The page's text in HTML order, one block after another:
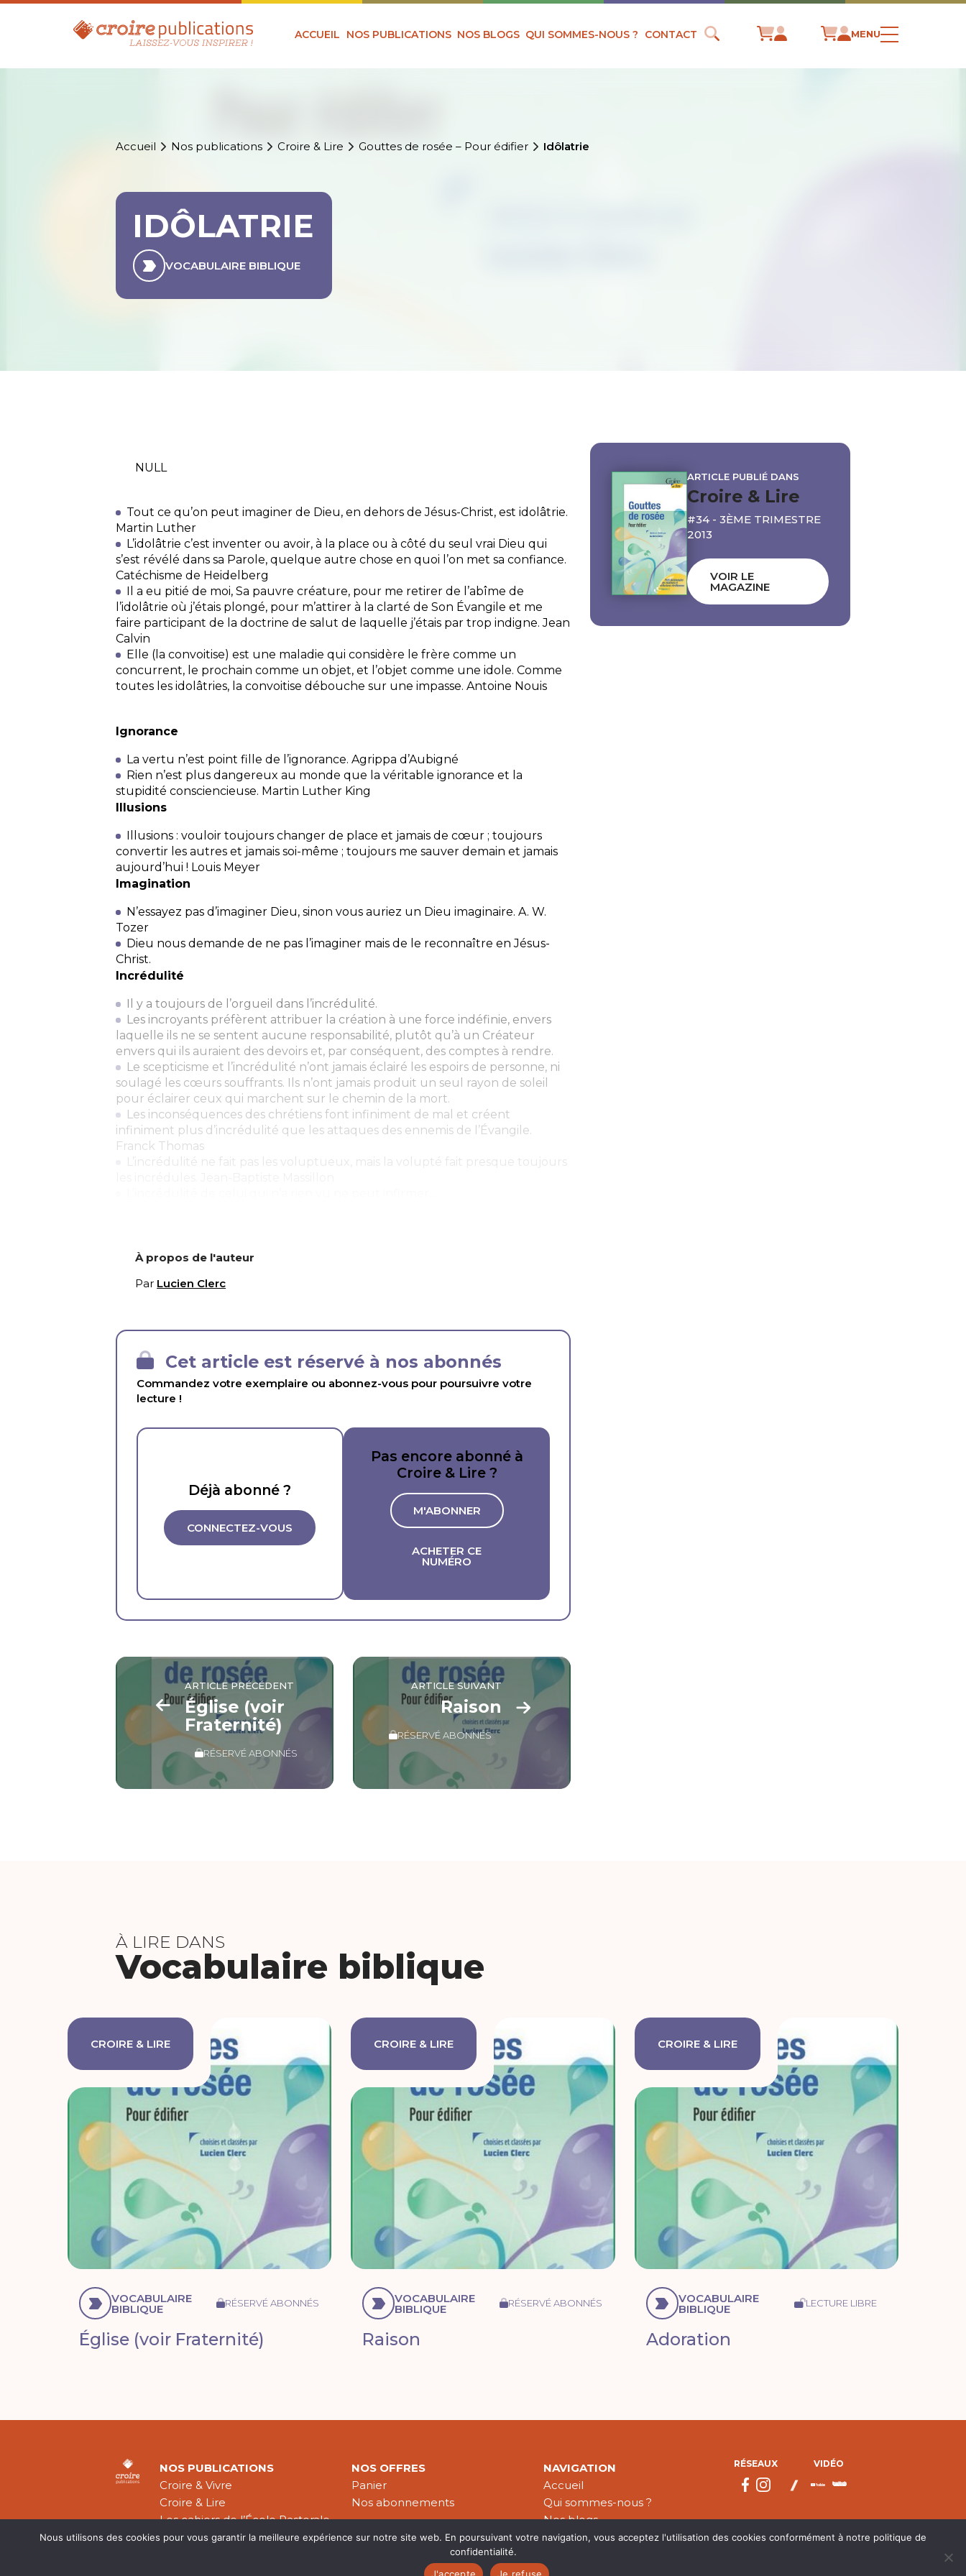
ACCUEIL NOS PUBLICATIONS NOS BLOGS QUI SOMMES-NOUS ? CONTACT MENU
Accueil Nos publications Croire & Lire Gouttes de rosée – Pour édifier Idôlatrie
IDÔLATRIE
VOCABULAIRE BIBLIQUE
NULL
Tout ce qu’on peut imaginer de Dieu, en dehors de Jésus-Christ, est idolâtrie.
Martin Luther
L’idolâtrie c’est inventer ou avoir, à la place ou à côté du seul vrai Dieu qui
s’est révélé dans sa Parole, quelque autre chose en quoi l’on met sa confiance.
Catéchisme de Heidelberg
Il a eu pitié de moi, Sa pauvre créature, pour me retirer de l’abîme de
l’idolâtrie où j’étais plongé, pour m’attirer à la clarté de Son Évangile et me
faire participant de la doctrine de salut de laquelle j’étais par trop indigne.Jean
Calvin
Elle (la convoitise) est une maladie qui considère le frère comme un
concurrent, le prochain comme un objet, et l’objet comme une idole. Comme
toutes les idolâtries, la convoitise débouche sur une impasse.Antoine Nouis
Ignorance
La vertu n’est point fille de l’ignorance. Agrippa d’Aubigné
Rien n’est plus dangereux au monde que la véritable ignorance et la
stupidité consciencieuse. Martin Luther King
Illusions
Illusions : vouloir toujours changer de place et jamais de cœur ; toujours
convertir les autres et jamais soi-même ; toujours me sauver demain et jamais
aujourd’hui ! Louis Meyer
Imagination
N’essayez pas d’imaginer Dieu, sinon vous auriez un Dieu imaginaire. A. W.
Tozer
Dieu nous demande de ne pas l’imaginer mais de le reconnaître en Jésus-
Christ.
Incrédulité
Il y a toujours de l’orgueil dans l’incrédulité.
Les incroyants préfèrent attribuer la création à une force indéfinie, envers
laquelle ils ne se sentent aucune responsabilité, plutôt qu’à un Créateur
envers qui ils auraient des devoirs et, par conséquent, des comptes à rendre.
Le scepticisme et l’incrédulité n’ont jamais éclairé les espoirs de personne, ni
soulagé les cœurs souffrants. Ils n’ont jamais produit un seul rayon de soleil
pour éclairer ceux qui marchent sur le chemin de la mort.
Les inconséquences des chrétiens font infiniment de mal et créent
infiniment plus d’incrédulité que les attaques des ennemis de l’Évangile.
Franck Thomas
L’incrédulité ne fait pas les voluptueux, mais la volupté fait presque toujours
À propos de l'auteur
Par Lucien Clerc
Cet article est réservé à nos abonnés
Commandez votre exemplaire ou abonnez-vous pour poursuivre votre
lecture !
Déjà abonné ?
CONNECTEZ-VOUS
Pas encore abonné à
Croire & Lire ?
M'ABONNER
ACHETER CE
NUMÉRO
ARTICLE PRÉCÉDENT
Église (voir
Fraternité)
RÉSERVÉ ABONNÉS
ARTICLE SUIVANT
Raison
RÉSERVÉ ABONNÉS
ARTICLE PUBLIÉ DANS
Croire & Lire
#34 - 3ÈME TRIMESTRE
2013
VOIR LE
MAGAZINE
À LIRE DANS
Vocabulaire biblique
CROIRE & LIRE
VOCABULAIRE
BIBLIQUE RÉSERVÉ ABONNÉS
Église (voir Fraternité)
CROIRE & LIRE
VOCABULAIRE
BIBLIQUE RÉSERVÉ ABONNÉS
Raison
CROIRE & LIRE
VOCABULAIRE
BIBLIQUE LECTURE LIBRE
Adoration
NOS PUBLICATIONS
Croire & Vivre
Croire & Lire
Les cahiers de l’École Pastorale
Théologie Évangélique
NOS OFFRES
Panier
Nos abonnements
NAVIGATION
Accueil
Qui sommes-nous ?
Nos blogs
Nos publications
RÉSEAUX VIDÉO
Nous utilisons des cookies pour vous garantir la meilleure expérience sur notre site web. En poursuivant votre navigation, vous acceptez l'utilisation des cookies conformément à notre politique de
confidentialité.
J'accepte
Je refuse